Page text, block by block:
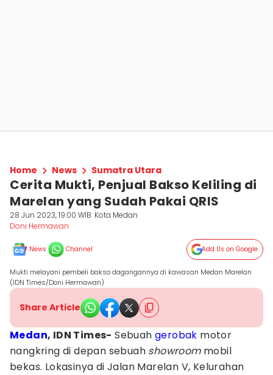
Home News Sumatra Utara
Cerita Mukti, Penjual Bakso Keliling di
Marelan yang Sudah Pakai QRIS
28 Jun 2023, 19:00 WIB Kota Medan
Doni Hermawan
News Channel Add Us on Google
Mukti melayani pembeli bakso dagangannya di kawasan Medan Marelan
(IDN Times/Doni Hermawan)
Share Article
Medan, IDN Times- Sebuahgerobak motor
nangkring di depan sebuah showroommobil
bekas. Lokasinya di Jalan Marelan V, Kelurahan